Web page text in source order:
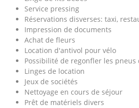
Service pressing
Réservations disverses: taxi,
Impression de documents
Achat de fleurs
Location d'antivol pour vélo
Possibilité de regonfler les pneus
Linges de location
Jeux de sociétés
Nettoyage en cours de séjour
Prêt de matériels divers